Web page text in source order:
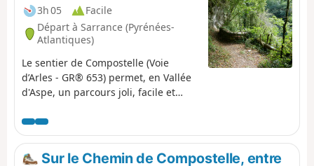
3h 05
Facile
Départ à Sarrance (Pyrénées-
Atlantiques)
Le sentier de Compostelle (Voie
d’Arles - GR® 653) permet, en Vallée
d'Aspe, un parcours joli, facile et
lumineux. Nous ne le proposons pas
ici en boucle car le train (TER ligne
55) permet de revenir aisément à son
Sur le Chemin de Compostelle, entre